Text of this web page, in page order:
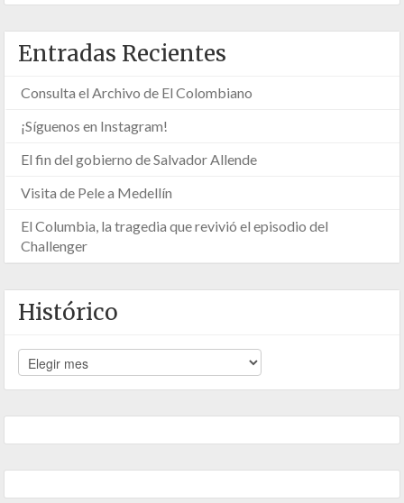
Entradas Recientes
Consulta el Archivo de El Colombiano
¡Síguenos en Instagram!
El fin del gobierno de Salvador Allende
Visita de Pele a Medellín
El Columbia, la tragedia que revivió el episodio del
Challenger
Histórico